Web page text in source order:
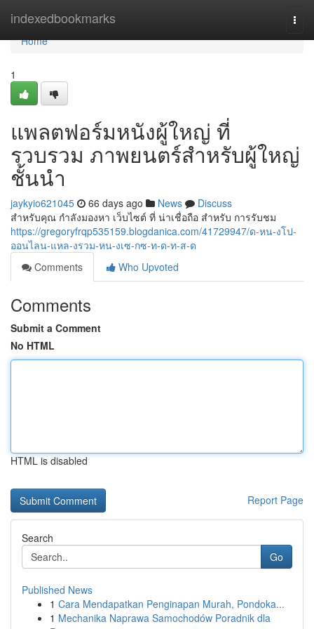
indexedbookmarks
Home
Home
1
แพลตฟอร์มหนังผู้ใหญ่ ที่
รวบรวม ภาพยนตร์สำหรับผู้ใหญ่
ชั้นนำ
jaykyio621045 66 days ago News
Discuss
สำหรับคุณ กำลังมองหา เว็บไซต์ ที่ น่าเชื่อถือ สำหรับ การรับชม
https://gregoryfrqp535159.blogdanica.com/41729947/ด-หน-งโป-
ออนไลน-แหล-งรวม-หน-งเซ-กซ-ท-ด-ท-ส-ด
Comments
Who Upvoted
Comments
Submit a Comment
No HTML
HTML is disabled
Report Page
Search
Go
Published News
1 Cara Mendapatkan Penginapan Murah, Pondoka...
1 Mechanika Naprawa Samochodów Poradnik dla